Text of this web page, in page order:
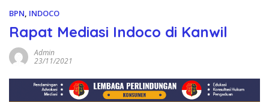
BPN, INDOCO
Rapat Mediasi Indoco di Kanwil
Admin
23/11/2021